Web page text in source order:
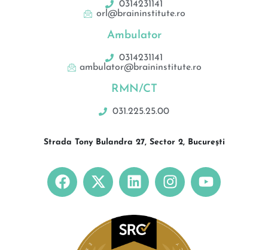
0314231141
orl@braininstitute.ro
Ambulator
0314231141
ambulator@braininstitute.ro
RMN/CT
031.225.25.00
Strada Tony Bulandra 27, Sector 2, București